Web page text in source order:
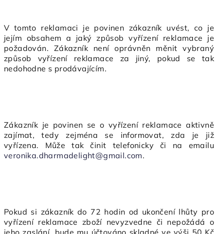
V tomto reklamaci je povinen zákazník uvést, co je
jejím obsahem a jaký způsob vyřízení reklamace je
požadován. Zákazník není oprávněn měnit vybraný
způsob vyřízení reklamace za jiný, pokud se tak
nedohodne s prodávajícím.
Zákazník je povinen se o vyřízení reklamace aktivně
zajímat, tedy zejména se informovat, zda je již
vyřízena. Může tak činit telefonicky či na emailu
veronika.dharmadelight@gmail.com.
Pokud si zákazník do 72 hodin od ukončení lhůty pro
vyřízení reklamace zboží nevyzvedne či nepožádá o
jeho zaslání, bude mu účtováno skladné ve výši 50 Kč